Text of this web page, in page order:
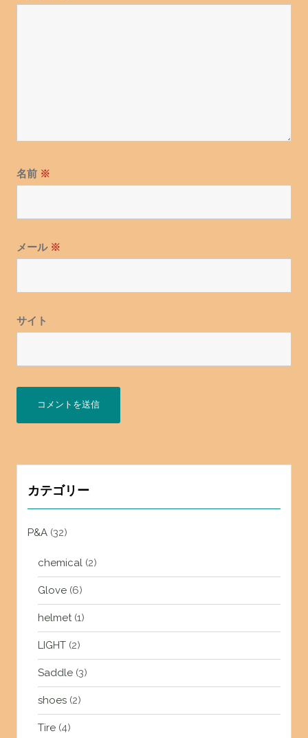
名前 ※
メール ※
サイト
カテゴリー
P&A(32)
chemical(2)
Glove(6)
helmet(1)
LIGHT(2)
Saddle(3)
shoes(2)
Tire(4)